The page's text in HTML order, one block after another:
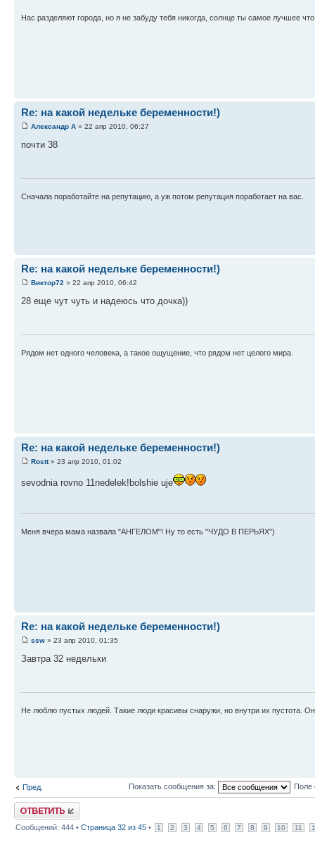
Нас разделяют города, но я не забуду тебя никогда, солнце ты самое лучшее
Re: на какой недельке беременности!)
Александр А » 22 апр 2010, 06:27
почти 38
Сначала поработайте на репутацию, а уж потом репутация поработает на вас.
Re: на какой недельке беременности!)
Виктор72 » 22 апр 2010, 06:42
28 еще чут чуть и надеюсь что дочка))
Рядом нет одного человека, а такое ощущение, что рядом нет целого мира.
Re: на какой недельке беременности!)
Rostt» 23 апр 2010, 01:02
sevodnia rovno 11nedelek!bolshie uje
Меня вчера мама назвала "АНГЕЛОМ"! Ну то есть "ЧУДО В ПЕРЬЯХ")
Re: на какой недельке беременности!)
ssw » 23 апр 2010, 01:35
Завтра 32 недельки
Не люблю пустых людей. Такие люди красивы снаружи, но внутри их пустота.
Пред. Показать сообщения за: Поле
Ответить
Сообщений: 444 • Страница 32 из 45 • 1 2 3 4 5 6 7 8 9 10 11